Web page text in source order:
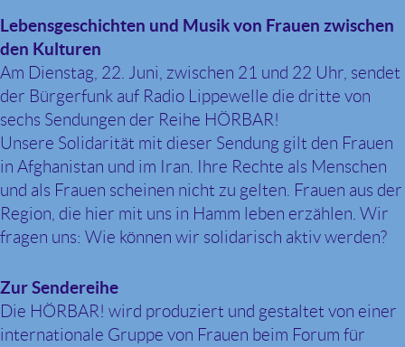
Lebensgeschichten und Musik von Frauen zwischen
den Kulturen
Am Dienstag, 22. Juni, zwischen 21 und 22 Uhr, sendet
der Bürgerfunk auf Radio Lippewelle die dritte von
sechs Sendungen der Reihe HÖRBAR!
Unsere Solidarität mit dieser Sendung gilt den Frauen
in Afghanistan und im Iran. Ihre Rechte als Menschen
und als Frauen scheinen nicht zu gelten. Frauen aus der
Region, die hier mit uns in Hamm leben erzählen. Wir
fragen uns: Wie können wir solidarisch aktiv werden?
Zur Sendereihe
Die HÖRBAR! wird produziert und gestaltet von einer
internationale Gruppe von Frauen beim Forum für